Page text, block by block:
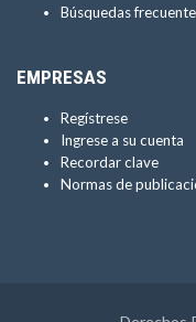
Búsquedas
EMPRESAS
Regístrese
Ingrese a su cuenta
Recordar clave
Normas de